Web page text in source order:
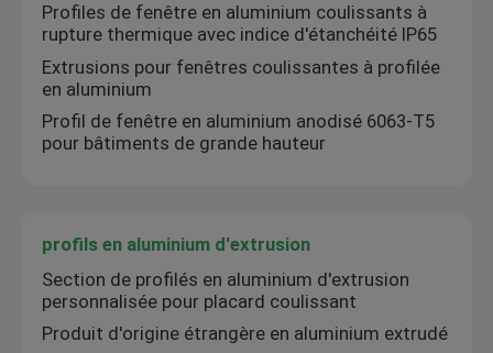
Profiles de fenêtre en aluminium coulissants à
rupture thermique avec indice d'étanchéité IP65
Extrusions pour fenêtres coulissantes à profilée
en aluminium
Profil de fenêtre en aluminium anodisé 6063-T5
pour bâtiments de grande hauteur
profils en aluminium d'extrusion
Section de profilés en aluminium d'extrusion
personnalisée pour placard coulissant
Produit d'origine étrangère en aluminium extrudé